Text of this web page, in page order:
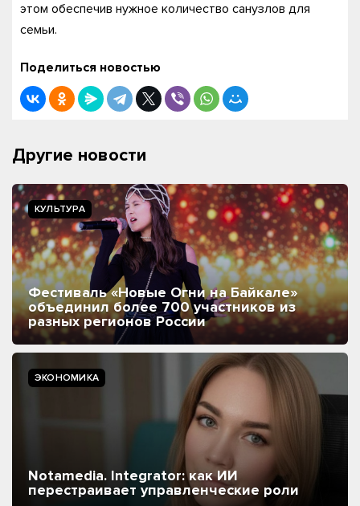
этом обеспечив нужное количество санузлов для
семьи.
Поделиться новостью
Другие новости
КУЛЬТУРА
Фестиваль «Новые Огни на Байкале»
объединил более 700 участников из
разных регионов России
ЭКОНОМИКА
Notamedia. Integrator: как ИИ
перестраивает управленческие роли